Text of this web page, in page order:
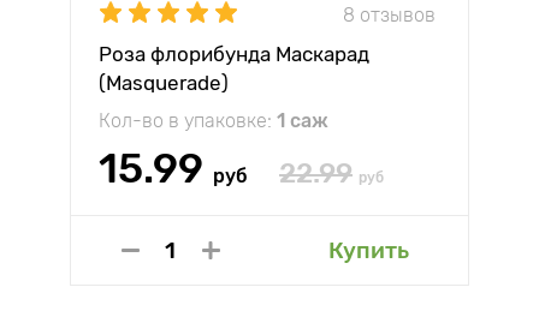
8 отзывов
Роза флорибунда Маскарад
(Masquerade)
Кол-во в упаковке: 1 саж
15.99 руб 22.99 руб
Купить